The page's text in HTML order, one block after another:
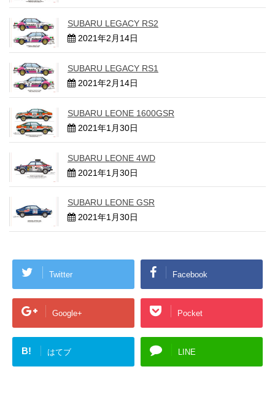
SUBARU LEGACY RS2
2021年2月14日
SUBARU LEGACY RS1
2021年2月14日
SUBARU LEONE 1600GSR
2021年1月30日
SUBARU LEONE 4WD
2021年1月30日
SUBARU LEONE GSR
2021年1月30日
Twitter Facebook
Google+ Pocket
B! はてブ LINE